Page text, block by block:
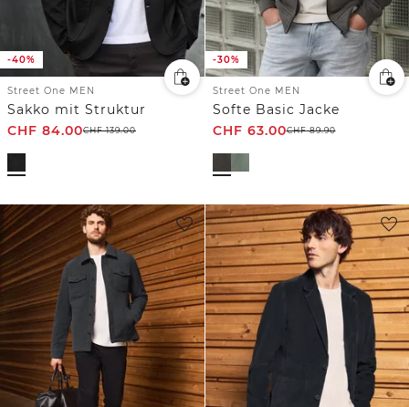
-40%
Street One MEN
Sakko mit Struktur
CHF 84.00CHF139.00
-30%
Street One MEN
Softe Basic Jacke
CHF 63.00CHF89.90